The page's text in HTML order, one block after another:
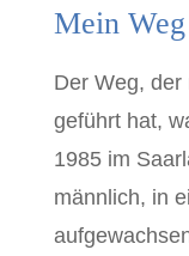
Mein
Der Weg,
geführt hat,
1985 im
männlich, in